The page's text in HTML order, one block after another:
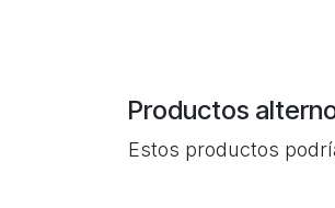
Productos
Estos productos